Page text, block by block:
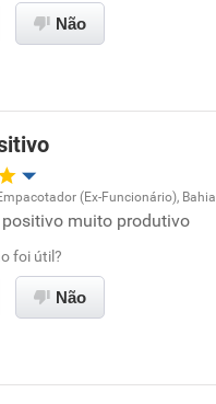
esta empresa
a diretoria
Não
de promoção
trabalho
(Ex-Funcionário), Bahia
muito produtivo
foi útil?
Não